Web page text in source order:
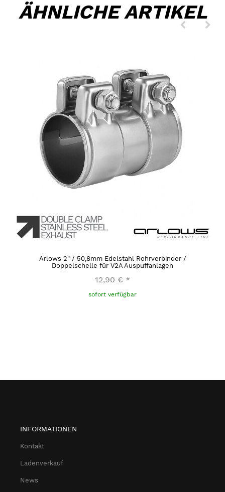
ÄHNLICHE ARTIKEL
Arlows 2" / 50,8mm Edelstahl Rohrverbinder /
Doppelschelle für V2A Auspuffanlagen
12,90 € *
sofort verfügbar
INFORMATIONEN
Kontakt
Ladenverkauf
News